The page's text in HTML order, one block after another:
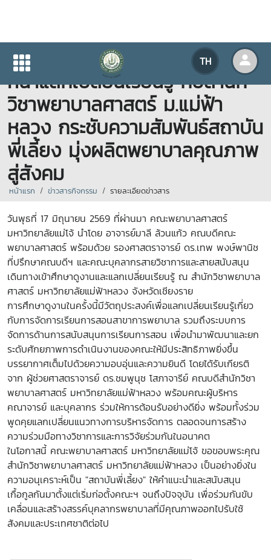
TH
คณะพยาบาลศาสตร์ ม.แม่โจ้ เดิน
หน้าแลกเปลี่ยนเรียนรู้ กับสำนัก
วิชาพยาบาลศาสตร์ ม.แม่ฟ้า
หลวง กระชับความสัมพันธ์สถาบัน
พี่เลี้ยง มุ่งผลิตพยาบาลคุณภาพ
สู่สังคม
หน้าแรก ข่าวสารกิจกรรม รายละเอียดข่าวสาร
วันพุธที่ 17 มิถุนายน 2569 ที่ผ่านมา คณะพยาบาลศาสตร์
มหาวิทยาลัยแม่โจ้ นำโดย อาจารย์มาลี ล้วนแก้ว คณบดีคณะ
พยาบาลศาสตร์ พร้อมด้วย รองศาสตราจารย์ ดร.เทพ พงษ์พานิช
ที่ปรึกษาคณบดีฯ และคณะบุคลากรสายวิชาการและสายสนับสนุน
เดินทางเข้าศึกษาดูงานและแลกเปลี่ยนเรียนรู้ ณ สำนักวิชาพยาบาล
ศาสตร์ มหาวิทยาลัยแม่ฟ้าหลวง จังหวัดเชียงราย
การศึกษาดูงานในครั้งนี้มีวัตถุประสงค์เพื่อแลกเปลี่ยนเรียนรู้เกี่ยว
กับการจัดการเรียนการสอนสาขาการพยาบาล รวมถึงระบบการ
จัดการด้านการสนับสนุนการเรียนการสอน เพื่อนำมาพัฒนาและยก
ระดับศักยภาพการดำเนินงานของคณะให้มีประสิทธิภาพยิ่งขึ้น
บรรยากาศเต็มไปด้วยความอบอุ่นและความยินดี โดยได้รับเกียรติ
จาก ผู้ช่วยศาสตราจารย์ ดร.ชมพูนุช โสภาจารีย์ คณบดีสำนักวิชา
พยาบาลศาสตร์ มหาวิทยาลัยแม่ฟ้าหลวง พร้อมคณะผู้บริหาร
คณาจารย์ และบุคลากร ร่วมให้การต้อนรับอย่างดียิ่ง พร้อมทั้งร่วม
พูดคุยแลกเปลี่ยนแนวทางการบริหารจัดการ ตลอดจนการสร้าง
ความร่วมมือทางวิชาการและการวิจัยร่วมกันในอนาคต
ในโอกาสนี้ คณะพยาบาลศาสตร์ มหาวิทยาลัยแม่โจ้ ขอขอบพระคุณ
สำนักวิชาพยาบาลศาสตร์ มหาวิทยาลัยแม่ฟ้าหลวง เป็นอย่างยิ่งใน
ความอนุเคราะห์เป็น "สถาบันพี่เลี้ยง" ให้คำแนะนำและสนับสนุน
เกื้อกูลกันมาตั้งแต่เริ่มก่อตั้งคณะฯ จนถึงปัจจุบัน เพื่อร่วมกันขับ
เคลื่อนและสร้างสรรค์บุคลากรพยาบาลที่มีคุณภาพออกไปรับใช้
สังคมและประเทศชาติต่อไป